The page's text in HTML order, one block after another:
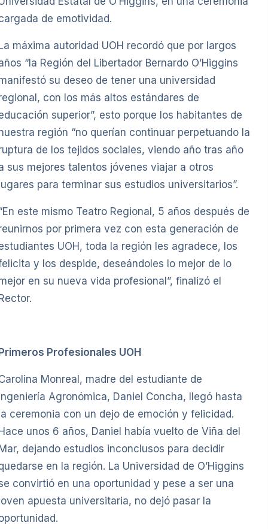
de emotividad.
máxima autoridad UOH recordó que por largos
“la Región del Libertador Bernardo O’Higgins
su deseo de tener una universidad
con los más altos estándares de
superior”, esto porque los habitantes de
región “no querían continuar perpetuando la
de los tejidos sociales, viendo año tras año
sus mejores talentos jóvenes viajar a otros
para terminar sus estudios universitarios”.
este mismo Teatro Regional, 5 años después de
por primera vez con esta generación de
UOH, toda la región les agradece, los
y los despide, deseándoles lo mejor de lo
en su nueva vida profesional”, finalizó el
Profesionales UOH
Monreal, madre del estudiante de
Agronómica, Daniel Concha, llegó hasta
ceremonia con un dejo de emoción y felicidad.
unos 6 años, Daniel había vuelto de Viña del
dejando estudios inconclusos para decidir
en la región. La Universidad de O’Higgins
convirtió en una oportunidad y pese a ser una
apuesta universitaria, no dejó pasar la